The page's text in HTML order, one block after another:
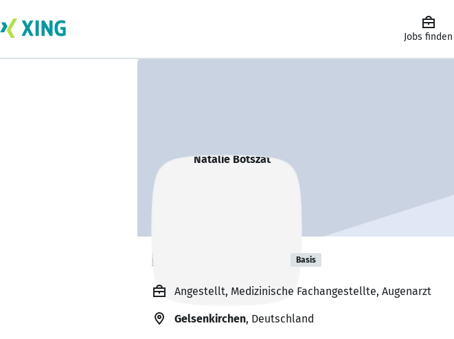
Jobs finden
Natalie Botszat Basis
Angestellt, Medizinische Fachangestellte, Augenarzt
Gelsenkirchen, Deutschland